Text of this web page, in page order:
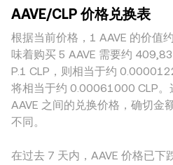
技术层面，AAVE 永续合约的资金
离会驱动现货与合约的基差波动
集中可能放大短期波动；链上“巨
转移和治理投票前后的大额变动，
AAVE/CLP 的 conversion rate 产
子进行定价，遵循 x × y = k 的恒
价格近似由资产储备比决定，即
时，储备比发生改变，价格会滑
合成交、订单簿深度、跨平台
构成了 AAVE/CLP conversion
监管因素也会带来轻微溢价或折价
要求或资金出入便利性差异，会
外，许多平台以 AAVE/USDT 或
通过 USDT/CLP 或 USD/CLP 的
定币对 CLP 存在轻微溢价或贴水
AAVE/CLP 报价中。跨平台套利会
异，但受限于手续费、提现与入
动期间的执行风险，套利并不能做
间内存在差异。
AAVE/CLP 价格兑换表
根据当前价格，1 AAVE 的价值
味着购买 5 AAVE 需要约
P.1 CLP，则相当于约
将相当于约 0.00061000 CLP。
AAVE 之间的兑换价格，确切金
不同。
在过去 7 天内，AAVE 价格已